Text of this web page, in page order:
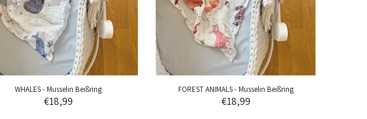
FOREST ANIMALS - Musselin Beißring
€18,99
WHALES - Premium Decken
€59,99